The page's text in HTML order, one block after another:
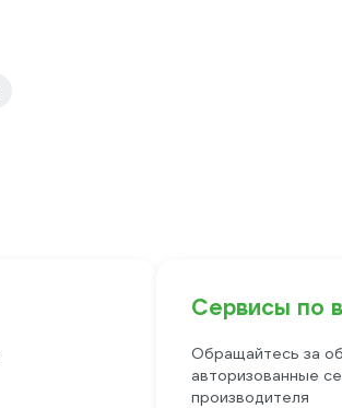
Сервисы по
Обращайтесь за
авторизованные
производителя